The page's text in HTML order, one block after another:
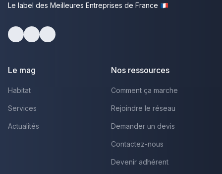
Le label des Meilleures Entreprises de France
Le mag
Habitat
Services
Actualités
Nos ressources
Comment ça marche
Rejoindre le réseau
Demander un devis
Contactez-nous
Devenir adhérent